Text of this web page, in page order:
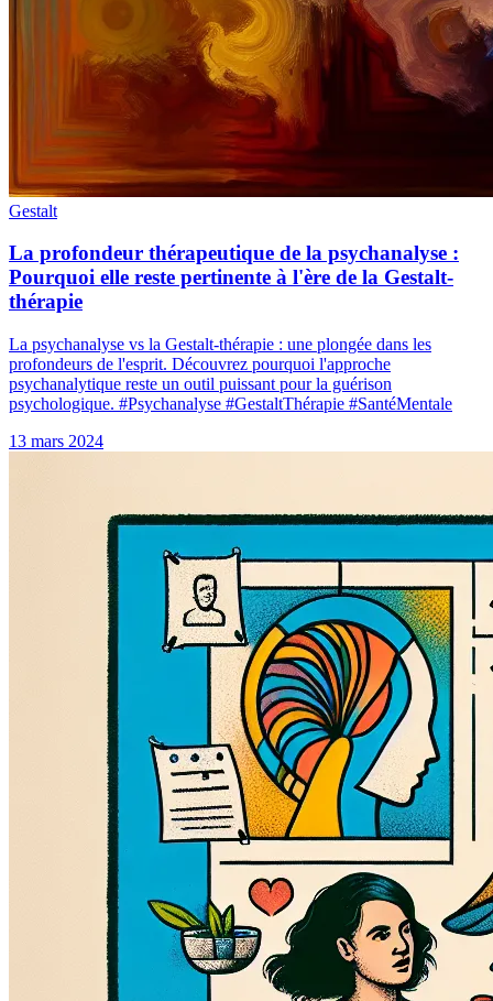
Gestalt
La profondeur thérapeutique de la psychanalyse :
Pourquoi elle reste pertinente à l'ère de la Gestalt-
thérapie
La psychanalyse vs la Gestalt-thérapie : une plongée dans les
profondeurs de l'esprit. Découvrez pourquoi l'approche
psychanalytique reste un outil puissant pour la guérison
psychologique. #Psychanalyse #GestaltThérapie #SantéMentale
13 mars 2024